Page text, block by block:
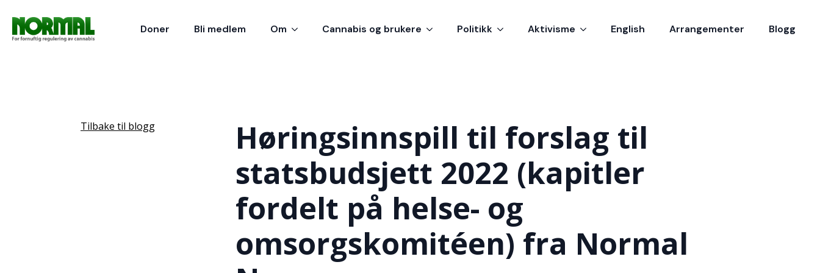
Doner Bli medlem Om Cannabis og brukere Politikk Aktivisme English Arrangementer Blogg
Tilbake til blogg
Høringsinnspill til forslag til
statsbudsjett 2022 (kapitler
fordelt på helse- og
omsorgskomitéen) fra Normal